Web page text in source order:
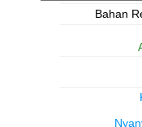
Bahan